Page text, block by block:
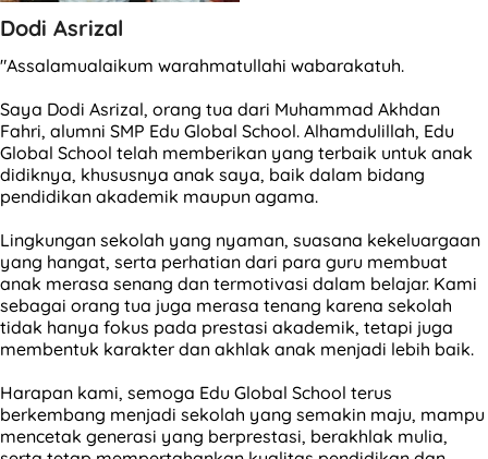
Dodi Asrizal
"Assalamualaikum warahmatullahi wabarakatuh.
Saya Dodi Asrizal, orang tua dari Muhammad Akhdan
Fahri, alumni SMP Edu Global School. Alhamdulillah, Edu
Global School telah memberikan yang terbaik untuk anak
didiknya, khususnya anak saya, baik dalam bidang
pendidikan akademik maupun agama.
Lingkungan sekolah yang nyaman, suasana kekeluargaan
yang hangat, serta perhatian dari para guru membuat
anak merasa senang dan termotivasi dalam belajar. Kami
sebagai orang tua juga merasa tenang karena sekolah
tidak hanya fokus pada prestasi akademik, tetapi juga
membentuk karakter dan akhlak anak menjadi lebih baik.
Harapan kami, semoga Edu Global School terus
berkembang menjadi sekolah yang semakin maju, mampu
mencetak generasi yang berprestasi, berakhlak mulia,